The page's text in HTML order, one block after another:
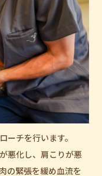
ーチを行います。
悪化し、肩こりが悪
の緊張を緩め血流を